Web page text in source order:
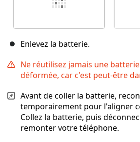
Enlevez la batterie.
Ne réutilisez jamais une
déformée, car c'est peut-être
Avant de coller la batterie,
temporairement pour l'aligner
Collez la batterie, puis
remonter votre téléphone.